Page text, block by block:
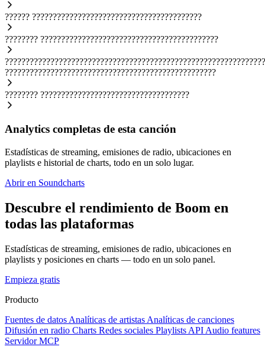
?????? ?????????????????????????????????????????
???????? ???????????????????????????????????????????
???????????????????????????????????????????????????
???????? ????????????????????????????????????
Analytics completas de esta canción
Estadísticas de streaming, emisiones de radio, ubicaciones en
playlists e historial de charts, todo en un solo lugar.
Abrir en Soundcharts
Descubre el rendimiento de Boom en
todas las plataformas
Estadísticas de streaming, emisiones de radio, ubicaciones en
playlists y posiciones en charts — todo en un solo panel.
Empieza gratis
Producto
Fuentes de datos Analíticas de artistas Analíticas de canciones
Difusión en radio Charts Redes sociales Playlists API Audio features
Servidor MCP